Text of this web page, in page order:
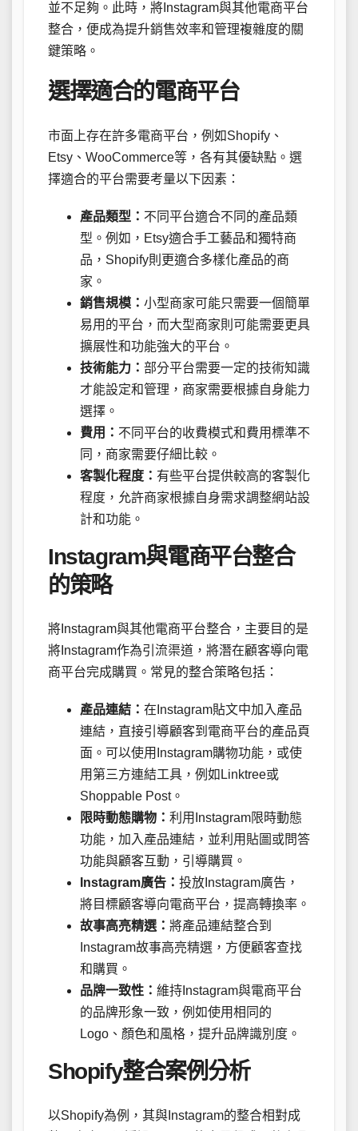
並不足夠。此時，將Instagram與其他電商平台
整合，便成為提升銷售效率和管理複雜度的關
鍵策略。
選擇適合的電商平台
市面上存在許多電商平台，例如Shopify、
Etsy、WooCommerce等，各有其優缺點。選
擇適合的平台需要考量以下因素：
產品類型： 不同平台適合不同的產品類
型。例如，Etsy適合手工藝品和獨特商
品，Shopify則更適合多樣化產品的商
家。
銷售規模： 小型商家可能只需要一個簡單
易用的平台，而大型商家則可能需要更具
擴展性和功能強大的平台。
技術能力： 部分平台需要一定的技術知識
才能設定和管理，商家需要根據自身能力
選擇。
費用： 不同平台的收費模式和費用標準不
同，商家需要仔細比較。
客製化程度： 有些平台提供較高的客製化
程度，允許商家根據自身需求調整網站設
計和功能。
Instagram與電商平台整合
的策略
將Instagram與其他電商平台整合，主要目的是
將Instagram作為引流渠道，將潛在顧客導向電
商平台完成購買。常見的整合策略包括：
產品連結： 在Instagram貼文中加入產品
連結，直接引導顧客到電商平台的產品頁
面。可以使用Instagram購物功能，或使
用第三方連結工具，例如Linktree或
Shoppable Post。
限時動態購物： 利用Instagram限時動態
功能，加入產品連結，並利用貼圖或問答
功能與顧客互動，引導購買。
Instagram廣告： 投放Instagram廣告，
將目標顧客導向電商平台，提高轉換率。
故事高亮精選： 將產品連結整合到
Instagram故事高亮精選，方便顧客查找
和購買。
品牌一致性： 維持Instagram與電商平台
的品牌形象一致，例如使用相同的
Logo、顏色和風格，提升品牌識別度。
Shopify整合案例分析
以Shopify為例，其與Instagram的整合相對成